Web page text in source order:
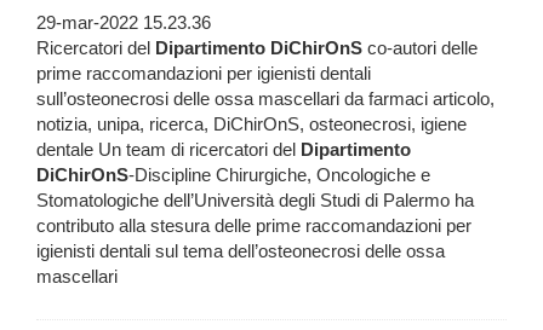
29-mar-2022 15.23.36
Ricercatori del Dipartimento DiChirOnS co-autori delle
prime raccomandazioni per igienisti dentali
sull’osteonecrosi delle ossa mascellari da farmaci articolo,
notizia, unipa, ricerca, DiChirOnS, osteonecrosi, igiene
dentale Un team di ricercatori del Dipartimento
DiChirOnS-Discipline Chirurgiche, Oncologiche e
Stomatologiche dell’Università degli Studi di Palermo ha
contributo alla stesura delle prime raccomandazioni per
igienisti dentali sul tema dell’osteonecrosi delle ossa
mascellari